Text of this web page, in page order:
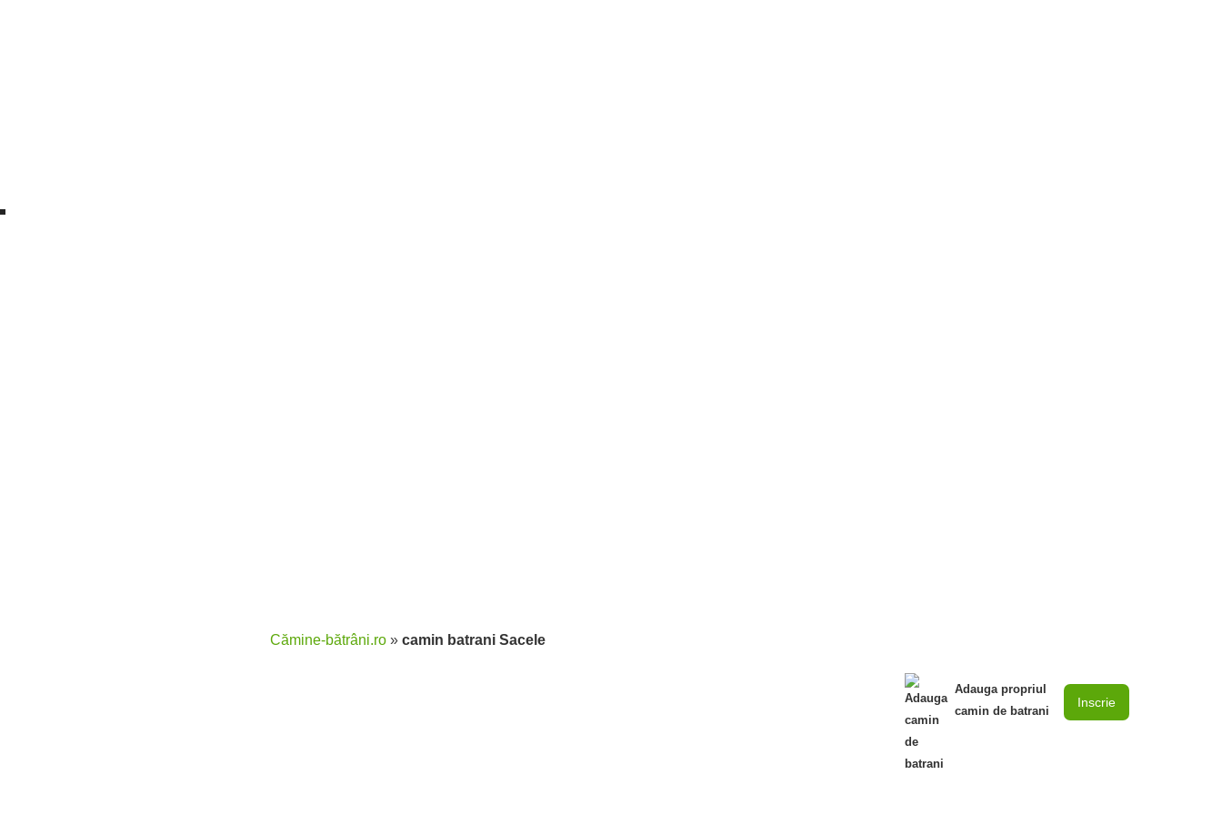
Cămine-bătrâni.ro » camin batrani Sacele
Adauga propriul
camin de batrani
Inscrie